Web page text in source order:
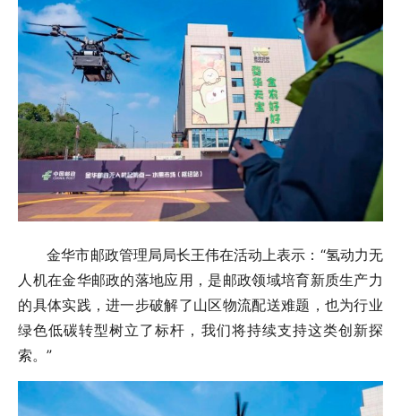
金华市邮政管理局局长王伟在活动上表示：“氢动力无
人机在金华邮政的落地应用，是邮政领域培育新质生产力
的具体实践，进一步破解了山区物流配送难题，也为行业
绿色低碳转型树立了标杆，我们将持续支持这类创新探
索。”